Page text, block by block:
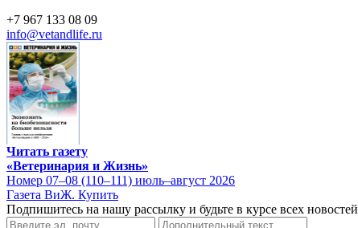
+7 967 133 08 09
info@vetandlife.ru
Читать газету
«Ветеринария и Жизнь»
Номер 07–08 (110–111) июль–август 2026
Газета ВиЖ. Купить
Подпишитесь на нашу рассылку и будьте в курсе всех новостей